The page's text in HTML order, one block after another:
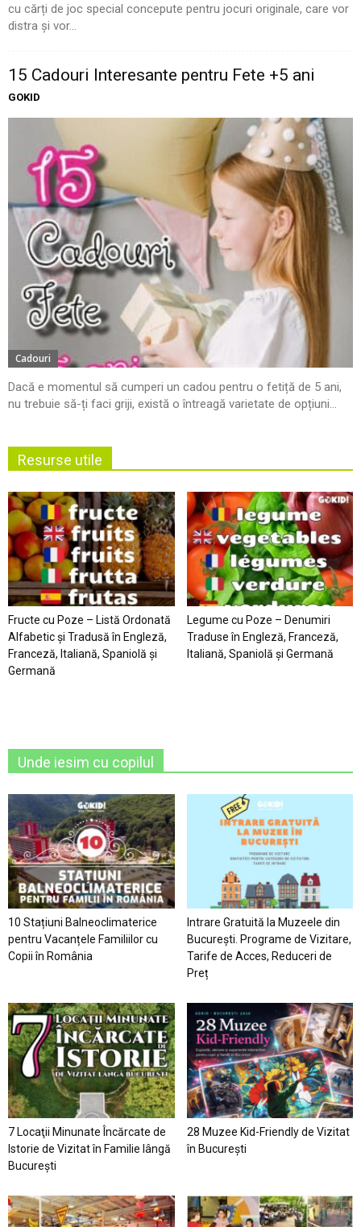
cu cărți de joc special concepute pentru jocuri originale, care vor
distra și vor...
15 Cadouri Interesante pentru Fete +5 ani
GOKID
Cadouri
Dacă e momentul să cumperi un cadou pentru o fetiță de 5 ani,
nu trebuie să-ți faci griji, există o întreagă varietate de opțiuni...
Resurse utile
Fructe cu Poze – Listă Ordonată
Alfabetic şi Tradusă în Engleză,
Franceză, Italiană, Spaniolă şi
Germană
Legume cu Poze – Denumiri
Traduse în Engleză, Franceză,
Italiană, Spaniolă şi Germană
Unde iesim cu copilul
10 Stațiuni Balneoclimaterice
pentru Vacanțele Familiilor cu
Copii în România
Intrare Gratuită la Muzeele din
București. Programe de Vizitare,
Tarife de Acces, Reduceri de
Preț
7 Locaţii Minunate Încărcate de
Istorie de Vizitat în Familie lângă
București
28 Muzee Kid-Friendly de Vizitat
în București